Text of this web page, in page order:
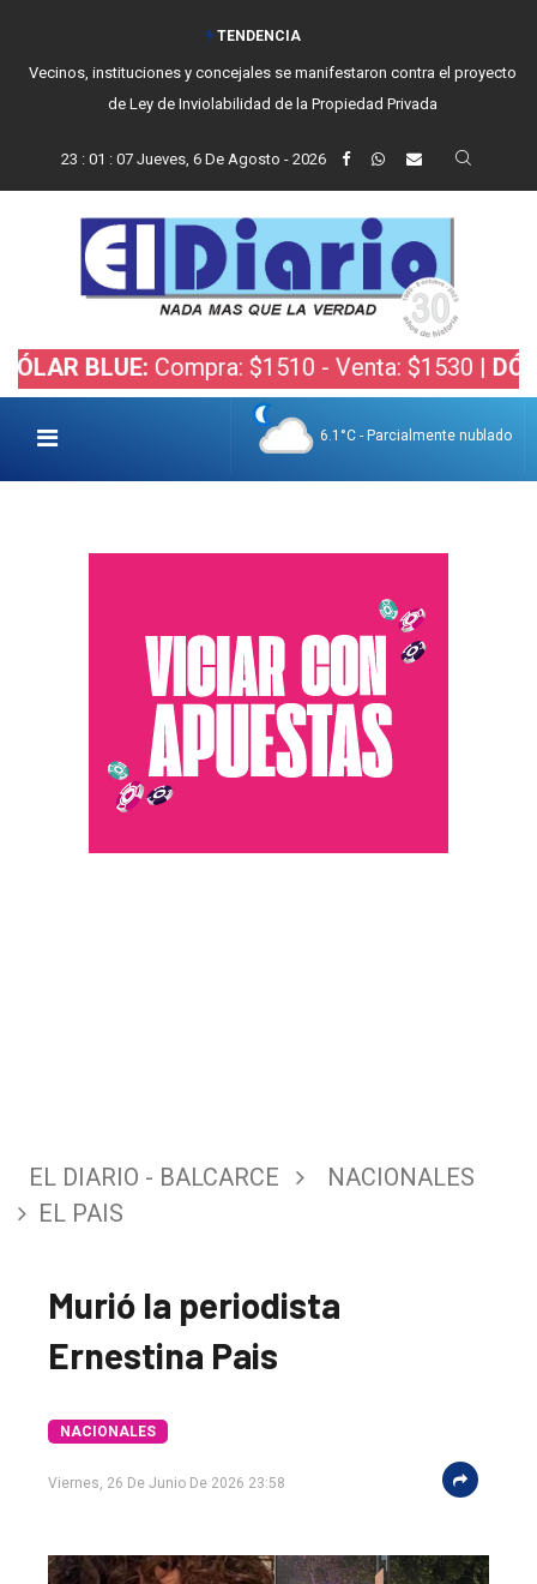
TENDENCIA
Vecinos, instituciones y concejales se manifestaron contra el proyecto
de Ley de Inviolabilidad de la Propiedad Privada
23 : 01 : 08 Jueves, 6 De Agosto - 2026
BLUE: Compra: $1510 - Venta: $1530 |DÓLAR
6.1°C - Parcialmente nublado
El
DIARIO
EL DIARIO - BALCARCE
NACIONALES
EL PAIS
Murió la periodista
Ernestina Pais
NACIONALES
Viernes, 26 De Junio De 2026 23:58